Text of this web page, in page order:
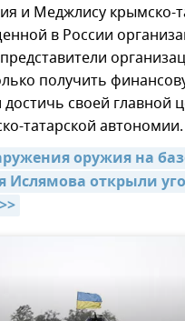
и Меджлису крымско-
в России
получить
достичь своей главной
татарской автономии.
оружия на
открыли